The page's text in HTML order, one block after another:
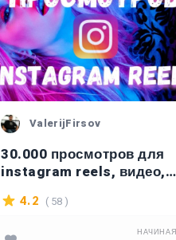
ValerijFirsov
30.000 просмотров для
instagram reels, видео,
IGTV, инстаграм
4.2 ( 58 )